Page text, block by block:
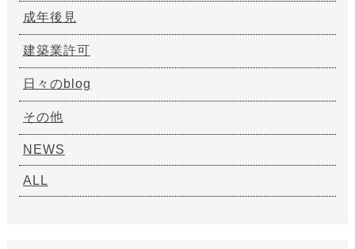
成年後見
建築業許可
日々のblog
その他
NEWS
ALL